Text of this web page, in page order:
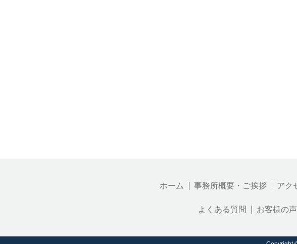
ホーム 事務所概要・ご挨拶 アク
よくある質問 お客様の声